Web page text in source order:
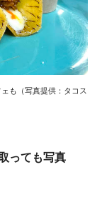
も（写真提供：タコス
っても写真